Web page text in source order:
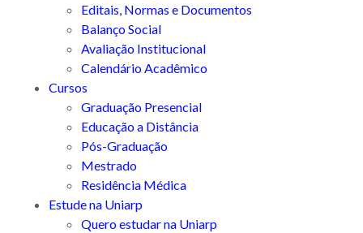
Editais, Normas e Documentos
Balanço Social
Avaliação Institucional
Calendário Acadêmico
Cursos
Graduação Presencial
Educação a Distância
Pós-Graduação
Mestrado
Residência Médica
Estude na Uniarp
Quero estudar na Uniarp